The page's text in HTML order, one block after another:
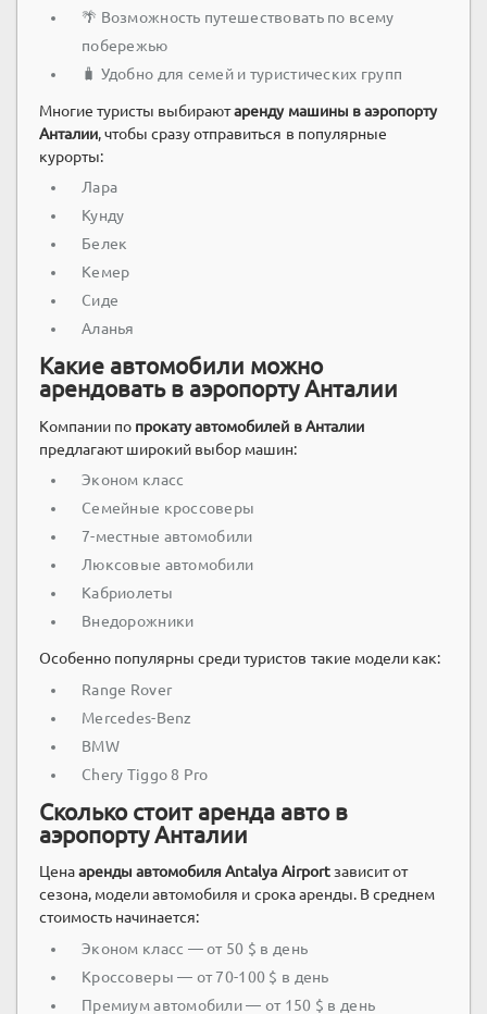
🌴 Возможность путешествовать по всему
побережью
🧳 Удобно для семей и туристических групп
Многие туристы выбираютаренду машины в аэропорту
Анталии, чтобы сразу отправиться в популярные
курорты:
Лара
Кунду
Белек
Кемер
Сиде
Аланья
Какие автомобили можно
арендовать в аэропорту Анталии
Компании по прокату автомобилей в Анталии
предлагают широкий выбор машин:
Эконом класс
Семейные кроссоверы
7-местные автомобили
Люксовые автомобили
Кабриолеты
Внедорожники
Особенно популярны среди туристов такие модели как:
Range Rover
Mercedes-Benz
BMW
Chery Tiggo 8 Pro
Сколько стоит аренда авто в
аэропорту Анталии
Ценааренды автомобиля Antalya Airportзависит от
сезона, модели автомобиля и срока аренды. В среднем
стоимость начинается:
Эконом класс — от 50 $ в день
Кроссоверы — от 70-100 $ в день
Премиум автомобили — от 150 $ в день